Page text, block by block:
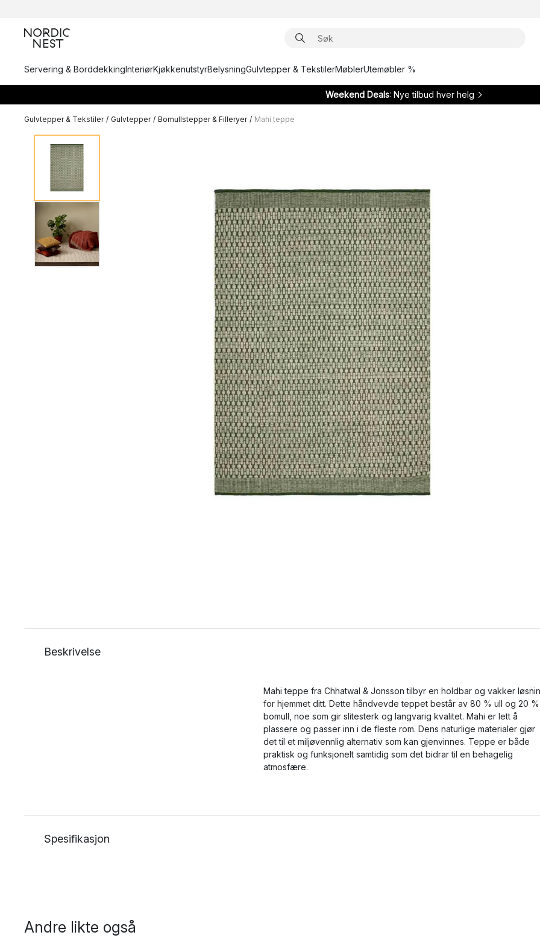
Servering & BorddekkingInteriørKjøkkenutstyrBelysningGulvtepper & TekstilerMøblerUtemøbler %
Weekend Deals: Nye tilbud hver helg
Gulvtepper & Tekstiler / Gulvtepper / Bomullstepper & Filleryer / Mahi teppe
Beskrivelse
Mahi teppe fra Chhatwal & Jonsson tilbyr en holdbar og vakker
for hjemmet ditt. Dette håndvevde teppet består av 80 % ull og 20 %
bomull, noe som gir slitesterk og langvarig kvalitet. Mahi er lett å
plassere og passer inn i de fleste rom. Dens naturlige materialer gjør
det til et miljøvennlig alternativ som kan gjenvinnes. Teppe er både
praktisk og funksjonelt samtidig som det bidrar til en behagelig
atmosfære.
Spesifikasjon
Andre likte også